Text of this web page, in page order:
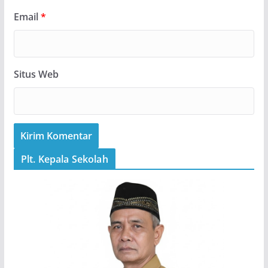
Email*
Situs Web
Plt. Kepala Sekolah